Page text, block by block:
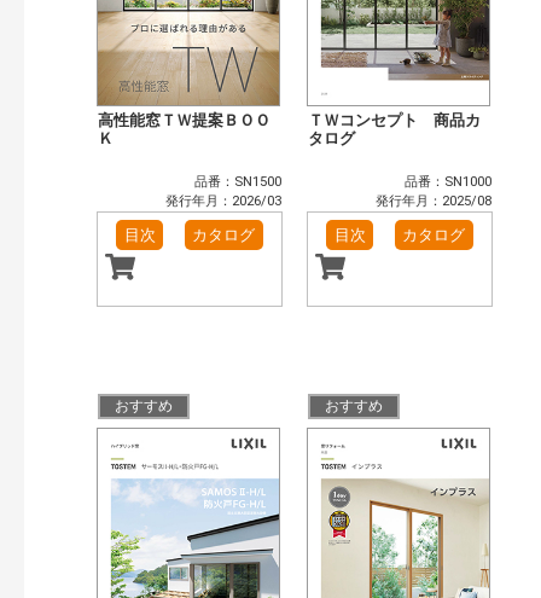
高性能窓ＴＷ提案ＢＯＯ
Ｋ
品番：SN1500
発行年月：2026/03
目次 カタログ
ＴＷコンセプト 商品カ
タログ
品番：SN1000
発行年月：2025/08
目次 カタログ
おすすめ おすすめ